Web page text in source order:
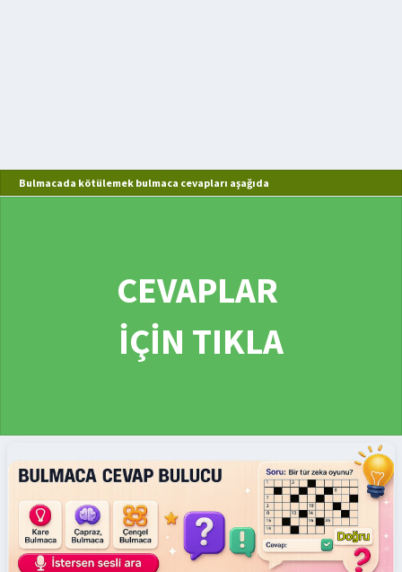
Bulmacada kötülemek bulmaca cevapları aşağıda
CEVAPLAR
İÇİN TIKLA